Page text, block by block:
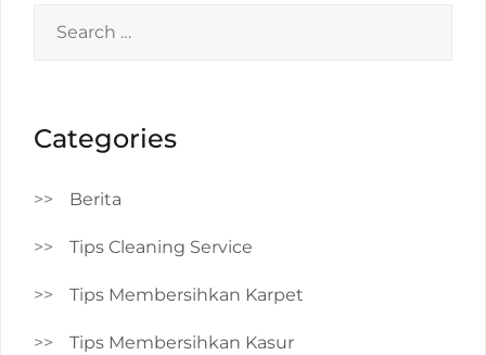
for:
Categories
Berita
Tips Cleaning Service
Tips Membersihkan Karpet
Tips Membersihkan Kasur